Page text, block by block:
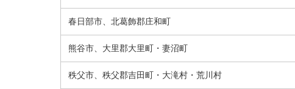
春日部市、北葛飾郡庄和町
熊谷市、大里郡大里町・妻沼町
秩父市、秩父郡吉田町・大滝村・荒川村